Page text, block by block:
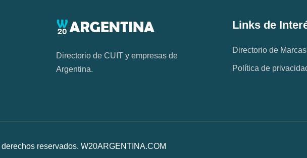
Directorio de CUIT y empresas de
Argentina.
Links de
Directorio de Marcas
Política de
reservados. W20ARGENTINA.COM